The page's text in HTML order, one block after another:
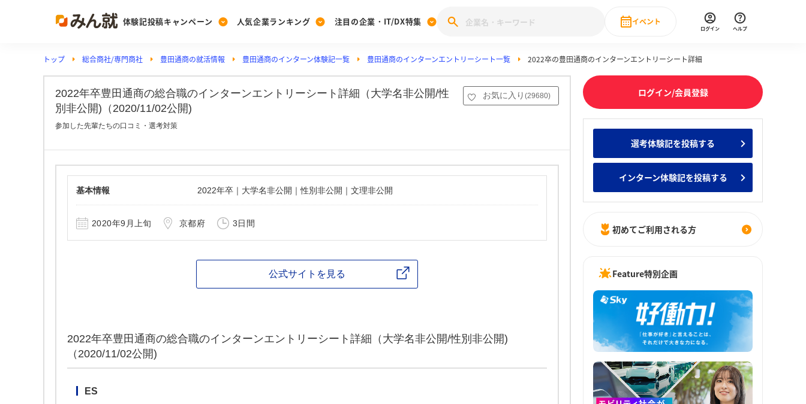
体験記投稿キャンペーン
Post
投稿する
[27卒] 本選考体験記投稿キャンペーン
人気企業ランキング
Ranking
ランキングを見る
みんなのDX企業就職ブランド調査
Vote みんなの新卒就職人気企業ランキング みんなのインターン人気企業ランキ
注目の企業・IT/DX特集
PickUp
注目の企業特集
28卒 IT・DX現場社員インタビュー
動画で知ろう！業界・企業研究
イベント
Event
直近のイベント一覧
ログイン ヘルプ
トップ 総合商社/専門商社 豊田通商の就活情報 豊田通商のインターン体験記一覧 豊田通商のインターンエントリーシート一覧 2022卒の豊田通商のインターンエントリーシート詳細
2022年卒豊田通商の総合職のインターンエントリーシート詳細（大学名非公開/性
別非公開)（2020/11/02公開)
お気に入り (29680)
参加した先輩たちの口コミ・選考対策
基本情報 2022年卒｜大学名非公開｜性別非公開｜文理非公開
2020年9月上旬 京都府 3日間
公式サイトを見る
2022年卒豊田通商の総合職のインターンエントリーシート詳細（大学名非公開/性別非公開)
（2020/11/02公開)
ES
ログイン/会員登録
選考体験記を投稿する
インターン体験記を投稿する
初めてご利用される方
Feature特別企画